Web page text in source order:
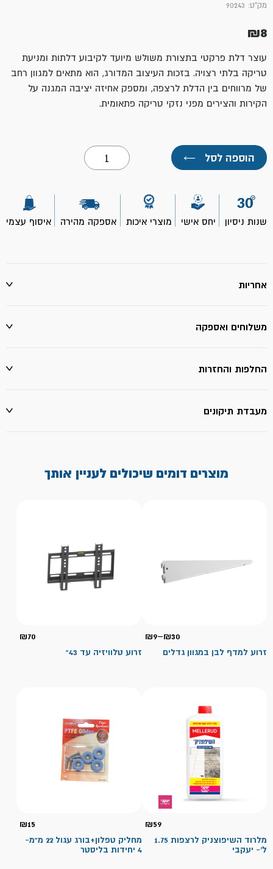
מק"ט: 90243
₪8
עוצר דלת פרקטי בתצורת משולש מיועד לקיבוע דלתות ומניעת
טריקה בלתי רצויה. בזכות העיצוב המדורג, הוא מתאים למגוון רחב
של מרווחים בין הדלת לרצפה, ומספק אחיזה יציבה המגנה על
הקירות והצירים מפני נזקי טריקה פתאומית.
הוספה לסל ←
כמות
של
משולש
דלת
מ"מ
שנות ניסיון יחס אישי מוצרי איכות אספקה מהירה איסוף עצמי
אחריות
משלוחים ואספקה
החלפות והחזרות
מעבדת תיקונים
מוצרים דומים שיכולים לעניין אותך
₪9–₪30
⁦₪9⁩
זרוע למדף לבן במגוון גדלים
₪70
זרוע טלוויזיה עד 43"
₪59
מלרוד השיפוצניק לרצפות 1.75
ל'- יעקבי
₪15
מחליק טפלון+בורג עגול 22 מ"מ-
4 יחידות בליסטר